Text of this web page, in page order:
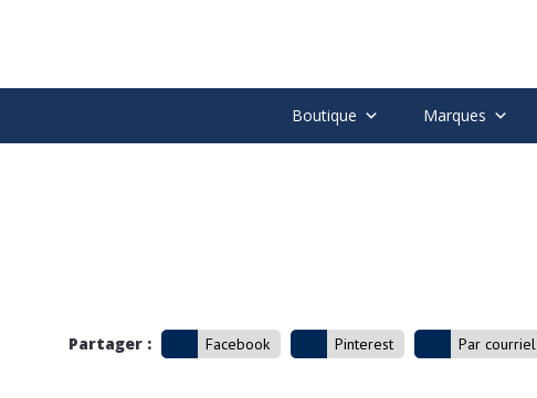
Boutique Marques
Partager : Facebook Pinterest Par courriel